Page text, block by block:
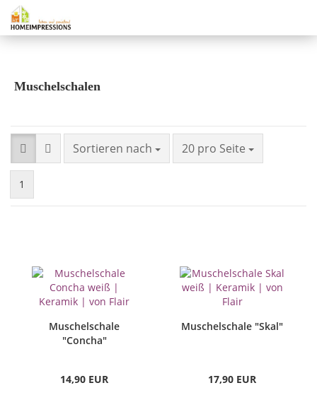
Muschelschalen
Sortieren nach 20 pro Seite
1
Muschelschale
"Concha"
14,90 EUR
Muschelschale "Skal"
17,90 EUR